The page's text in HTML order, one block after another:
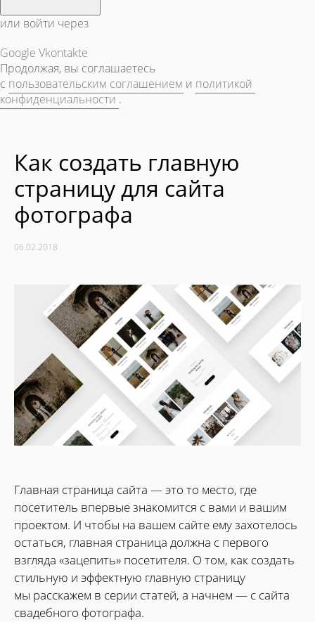
или войти через
Google Vkontakte
Продолжая, вы соглашаетесь
с пользовательским соглашением и политикой
конфиденциальности .
Как создать главную
страницу для сайта
фотографа
06.02.2018
Главная страница сайта — это то место, где
посетитель впервые знакомится с вами и вашим
проектом. И чтобы на вашем сайте ему захотелось
остаться, главная страница должна с первого
взгляда «зацепить» посетителя. О том, как создать
стильную и эффектную главную страницу
мы расскажем в серии статей, а начнем — с сайта
свадебного фотографа.